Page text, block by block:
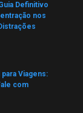
Definitivo
nos
Viagens:
com